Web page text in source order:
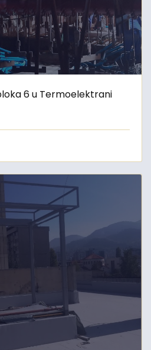
6 u Termoelektrani